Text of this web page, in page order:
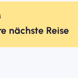
nächste Reise